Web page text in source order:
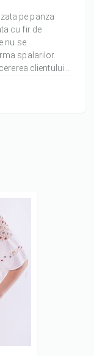
pe panza
cu fir de
nu se
spalarilor.
clientului...